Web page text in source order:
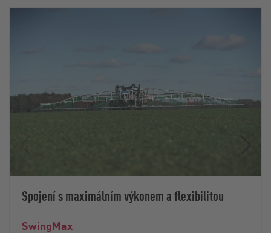
Spojení s maximálním výkonem a flexibilitou
SwingMax